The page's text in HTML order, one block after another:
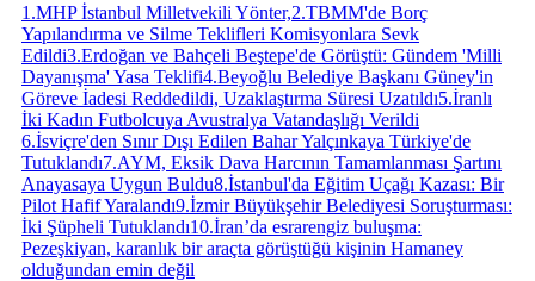
1 .MHP İstanbul Milletvekili Yönter,2.TBMM'de Borç
Yapılandırma ve Silme Teklifleri Komisyonlara Sevk
Edildi3.Erdoğan ve Bahçeli Beştepe'de Görüştü: Gündem 'Milli
Dayanışma' Yasa Teklifi4.Beyoğlu Belediye Başkanı Güney'in
Göreve İadesi Reddedildi, Uzaklaştırma Süresi Uzatıldı5.İranlı
İki Kadın Futbolcuya Avustralya Vatandaşlığı Verildi
6.İsviçre'den Sınır Dışı Edilen Bahar Yalçınkaya Türkiye'de
Tutuklandı7.AYM, Eksik Dava Harcının Tamamlanması Şartını
Anayasaya Uygun Buldu8.İstanbul'da Eğitim Uçağı Kazası: Bir
Pilot Hafif Yaralandı9.İzmir Büyükşehir Belediyesi Soruşturması:
İki Şüpheli Tutuklandı10.İran’da esrarengiz buluşma:
Pezeşkiyan, karanlık bir araçta görüştüğü kişinin Hamaney
olduğundan emin değil